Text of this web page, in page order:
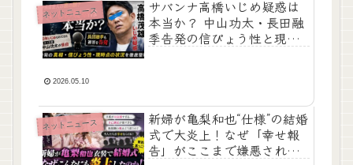
ネットニュース
サバンナ高橋いじめ疑惑は
本当か？ 中山功太・長田融
季告発の信ぴょう性と現時
2026.05.10
ネットニュース
新婦が亀梨和也“仕様”の結婚
式で大炎上！なぜ「幸せ報
告」がここまで嫌悪された